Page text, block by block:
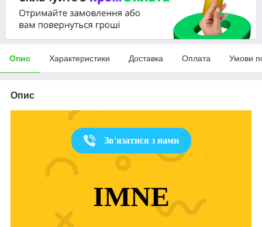
Опис Характеристики Доставка Оплата Умови
Опис
Зв'язатися з нами
IMNE